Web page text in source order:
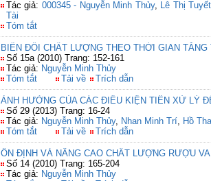
Tác giả: 000345 - Nguyễn Minh Thủy, Lê Thị
Tài
Tóm tắt
BIẾN ĐỔI CHẤT LƯỢNG THEO THỜI GIAN
Số 15a (2010) Trang: 152-161
Tác giả: Nguyễn Minh Thủy
Tóm tắt
Tải về Trích dẫn
ẢNH HƯỞNG CỦA CÁC ĐIỀU KIỆN TIỀN XỬ LÝ
Số 29 (2013) Trang: 16-24
Tác giả: Nguyễn Minh Thủy, Nhan Minh Trí, Hồ
Tóm tắt
Tải về Trích dẫn
ỔN ĐỊNH VÀ NÂNG CAO CHẤT LƯỢNG RƯỢU
Số 14 (2010) Trang: 165-204
Tác giả: Nguyễn Minh Thủy